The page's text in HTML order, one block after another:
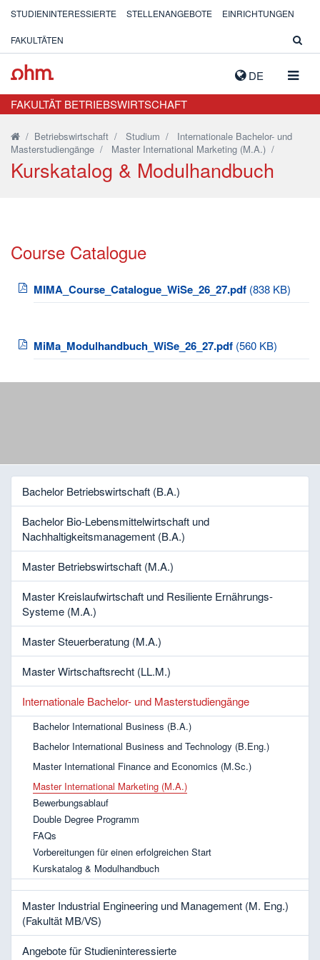
DE
STUDIENINTERESSIERTE STELLENANGEBOTE EINRICHTUNGEN
FAKULTÄTEN
FAKULTÄT BETRIEBSWIRTSCHAFT
/ Betriebswirtschaft / Studium / Internationale Bachelor- und
Masterstudiengänge / Master International Marketing (M.A.) /
Kurskatalog & Modulhandbuch
Course Catalogue
MIMA_Course_Catalogue_WiSe_26_27.pdf (838 KB)
MiMa_Modulhandbuch_WiSe_26_27.pdf (560 KB)
Bachelor Betriebswirtschaft (B.A.)
Bachelor Bio-Lebensmittelwirtschaft und
Nachhaltigkeitsmanagement (B.A.)
Master Betriebswirtschaft (M.A.)
Master Kreislaufwirtschaft und Resiliente Ernährungs-
Systeme (M.A.)
Master Steuerberatung (M.A.)
Master Wirtschaftsrecht (LL.M.)
Internationale Bachelor- und Masterstudiengänge
Bachelor International Business (B.A.)
Bachelor International Business and Technology (B.Eng.)
Master International Finance and Economics (M.Sc.)
Master International Marketing (M.A.)
Bewerbungsablauf
Double Degree Programm
FAQs
Vorbereitungen für einen erfolgreichen Start
Kurskatalog & Modulhandbuch
Master Industrial Engineering und Management (M. Eng.)
(Fakultät MB/VS)
Angebote für Studieninteressierte